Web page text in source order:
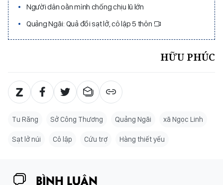
Người dân oằn mình chống chịu lũ lớn
Quảng Ngãi: Quả đồi sạt lở, cô lập 5 thôn
HỮU PHÚC
Tu Răng Sở Công Thương Quảng Ngãi xã Ngọc Linh
Sạt lở núi Cô lập Cứu trợ Hàng thiết yếu
BÌNH LUẬN